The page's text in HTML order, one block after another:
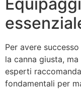
Per avere
la canna giusta,
esperti
fondamentali per